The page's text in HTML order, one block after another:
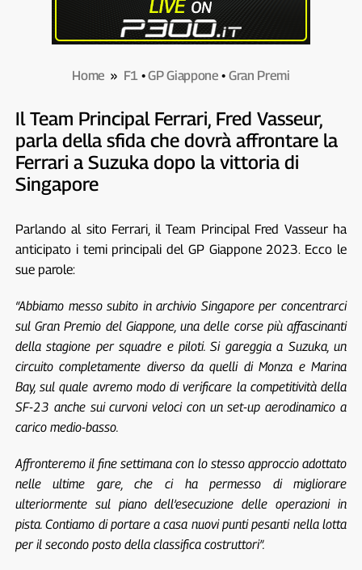
Home » F1•GP Giappone • Gran Premi
Il Team Principal Ferrari, Fred Vasseur,
parla della sfida che dovrà affrontare la
Ferrari a Suzuka dopo la vittoria di
Singapore
Parlando al sito Ferrari, il Team Principal Fred Vasseur ha
anticipato i temi principali del GP Giappone 2023. Ecco le
sue parole:
“Abbiamo messo subito in archivio Singapore per concentrarci
sul Gran Premio del Giappone, una delle corse più affascinanti
della stagione per squadre e piloti. Si gareggia a Suzuka, un
circuito completamente diverso da quelli di Monza e Marina
Bay, sul quale avremo modo di verificare la competitività della
SF-23 anche sui curvoni veloci con un set-up aerodinamico a
carico medio-basso.
Affronteremo il fine settimana con lo stesso approccio adottato
nelle ultime gare, che ci ha permesso di migliorare
ulteriormente sul piano dell’esecuzione delle operazioni in
pista. Contiamo di portare a casa nuovi punti pesanti nella lotta
per il secondo posto della classifica costruttori”.